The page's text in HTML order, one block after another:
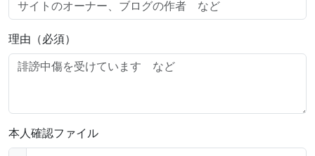
理由（必須）
本人確認ファイル